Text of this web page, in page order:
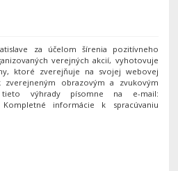
za účelom šírenia pozitívneho
verejných akcií, vyhotovuje
ktoré zverejňuje na svojej webovej
obrazovým a zvukovým
výhrady písomne na e-mail:
informácie k spracúvaniu